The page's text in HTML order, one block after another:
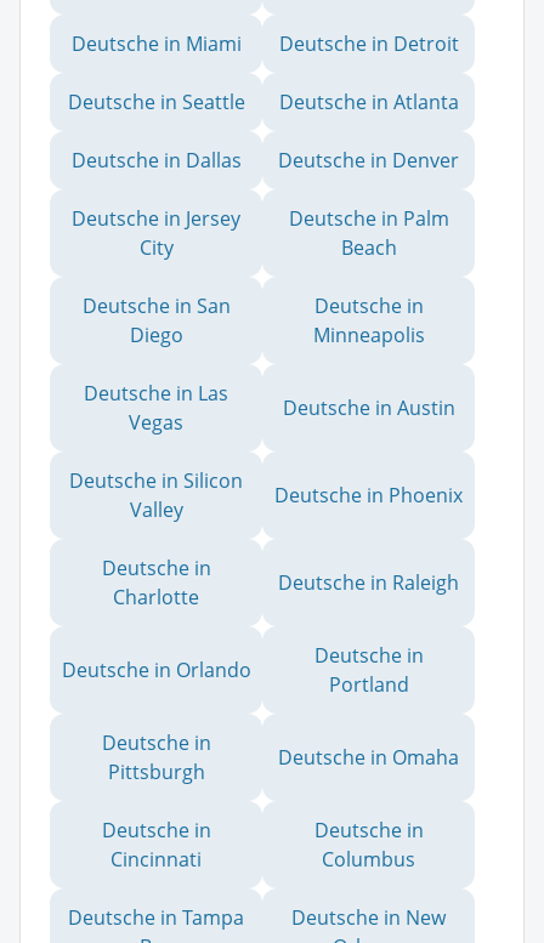
Deutsche in Miami Deutsche in Detroit
Deutsche in Seattle Deutsche in Atlanta
Deutsche in Dallas Deutsche in Denver
Deutsche in Jersey
City
Deutsche in Palm
Beach
Deutsche in San
Diego
Deutsche in
Minneapolis
Deutsche in Las
Vegas
Deutsche in Austin
Deutsche in Silicon
Valley
Deutsche in Phoenix
Deutsche in
Charlotte
Deutsche in Raleigh
Deutsche in Orlando
Deutsche in
Portland
Deutsche in
Pittsburgh
Deutsche in Omaha
Deutsche in
Cincinnati
Deutsche in
Columbus
Deutsche in Tampa
Deutsche in New